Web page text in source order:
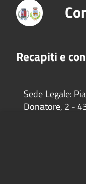
Recapiti e
Sede Legale:
Donatore, 2 -